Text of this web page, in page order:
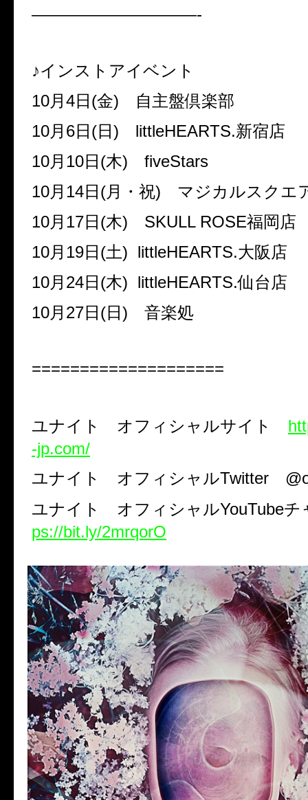
——————————-
♪インストアイベント
10月 4日 (金) 自主盤倶楽部
10月 6日 (日 ) littleHEARTS.新宿店
10月 10日 (木)
fiveStars
10月 14日 (月・祝) マジカルスクエ
10月 17日 (木) SKULL ROSE福岡店
10月 19日 (土) littleHEARTS.大阪店
10月 24日 (木) littleHEARTS.仙台店
10月 27日 (日 ) 音楽処
====================
ユナイト オフィシャルサイト
-jp.com/
ユナイト オフィシャルTwitter
ユナイト オフィシャルYouTube
ps://bit.ly/2mrqorO